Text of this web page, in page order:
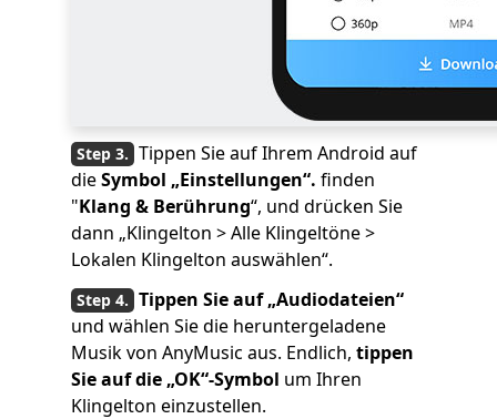
Tippen Sie auf Ihrem Android auf
dieSymbol „Einstellungen“. finden
"Klang & Berührung“, und drücken Sie
dann „Klingelton > Alle Klingeltöne >
Lokalen Klingelton auswählen“.
Tippen Sie auf „Audiodateien“
und wählen Sie die heruntergeladene
Musik von AnyMusic aus. Endlich, tippen
Sie auf die „OK“-Symbol um Ihren
Klingelton einzustellen.